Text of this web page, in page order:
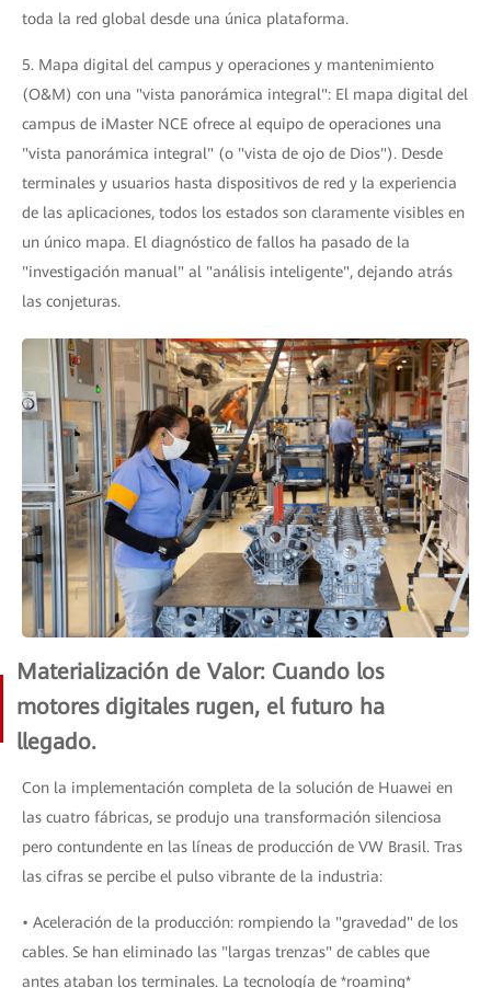
toda la red global desde una única plataforma.
5. Mapa digital del campus y operaciones y mantenimiento
(O&M) con una "vista panorámica integral": El mapa digital del
campus de iMaster NCE ofrece al equipo de operaciones una
"vista panorámica integral" (o "vista de ojo de Dios"). Desde
terminales y usuarios hasta dispositivos de red y la experiencia
de las aplicaciones, todos los estados son claramente visibles en
un único mapa. El diagnóstico de fallos ha pasado de la
"investigación manual" al "análisis inteligente", dejando atrás
las conjeturas.
Materialización de Valor: Cuando los
motores digitales rugen, el futuro ha
llegado.
Con la implementación completa de la solución de Huawei en
las cuatro fábricas, se produjo una transformación silenciosa
pero contundente en las líneas de producción de VW Brasil. Tras
las cifras se percibe el pulso vibrante de la industria:
• Aceleración de la producción: rompiendo la "gravedad" de los
cables. Se han eliminado las "largas trenzas" de cables que
antes ataban los terminales. La tecnología de *roaming*